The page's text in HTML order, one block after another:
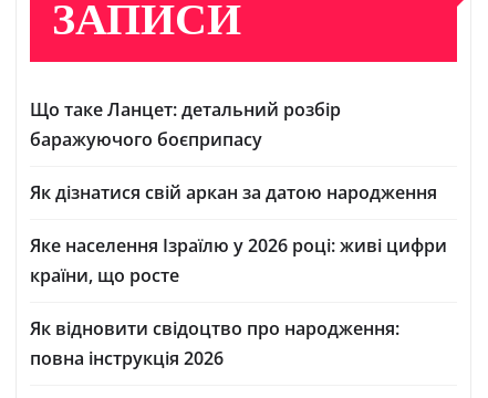
ЗАПИСИ
Що таке Ланцет: детальний розбір
баражуючого боєприпасу
Як дізнатися свій аркан за датою народження
Яке населення Ізраїлю у 2026 році: живі цифри
країни, що росте
Як відновити свідоцтво про народження:
повна інструкція 2026